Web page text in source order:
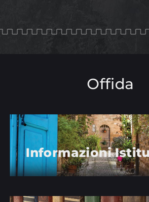
Offida
Informazioni